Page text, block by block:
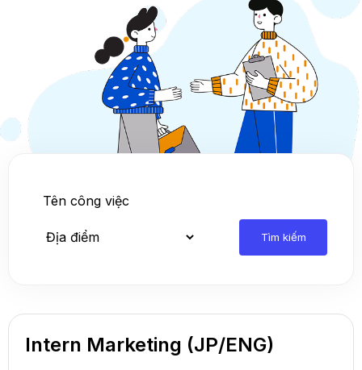
Tìm kiếm
Intern Marketing (JP/ENG)